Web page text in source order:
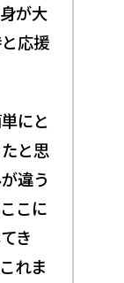
が大
応援
にと
と思
違う
こに
き
れま